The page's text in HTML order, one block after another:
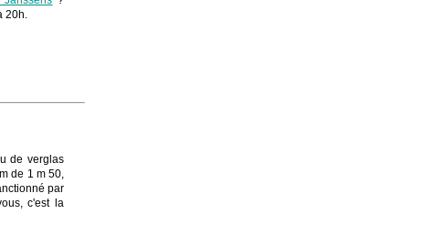
20h.
de verglas
de 1 m 50,
par
c'est la